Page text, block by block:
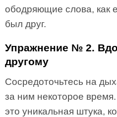
ободряющие слова, как
был друг.
Упражнение № 2.
другому
Сосредоточьтесь на
за ним некоторое
это уникальная штука,